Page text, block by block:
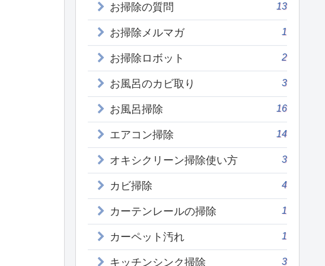
お掃除の質問 13
お掃除メルマガ 1
お掃除ロボット 2
お風呂のカビ取り 3
お風呂掃除 16
エアコン掃除 14
オキシクリーン掃除使い方 3
カビ掃除 4
カーテンレールの掃除 1
カーペット汚れ 1
キッチンシンク掃除 3